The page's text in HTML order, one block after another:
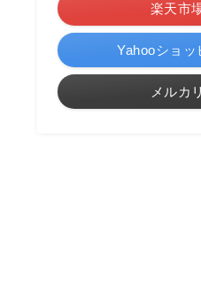
楽天市
Yahooショ
メルカ